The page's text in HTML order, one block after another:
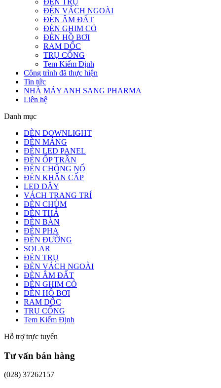
ĐÈN VÁCH NGOÀI
ĐÈN ÂM ĐẤT
ĐÈN GHIM CỎ
ĐÈN HỒ BƠI
RAM DỐC
TRỤ CỔNG
Tem Kiểm Định
Công trình đã thực hiện
Tin tức
NHÀ MÁY ANH SANG PHARMA
Liên hệ
Danh mục
ĐÈN DOWNLIGHT
ĐÈN MÁNG
ĐÈN LED PANEL
ĐÈN ỐP TRẦN
ĐÈN CHỐNG NỔ
ĐÈN KHẨN CẤP
LED DÂY
VÁCH TRANG TRÍ
ĐÈN CHÙM
ĐÈN THẢ
ĐÈN BÀN
ĐÈN PHA
ĐÈN ĐƯỜNG
SOLAR
ĐÈN TRỤ
ĐÈN VÁCH NGOÀI
ĐÈN ÂM ĐẤT
ĐÈN GHIM CỎ
ĐÈN HỒ BƠI
RAM DỐC
TRỤ CỔNG
Tem Kiểm Định
Hỗ trợ trực tuyến
Tư vấn bán hàng
(028) 37262157